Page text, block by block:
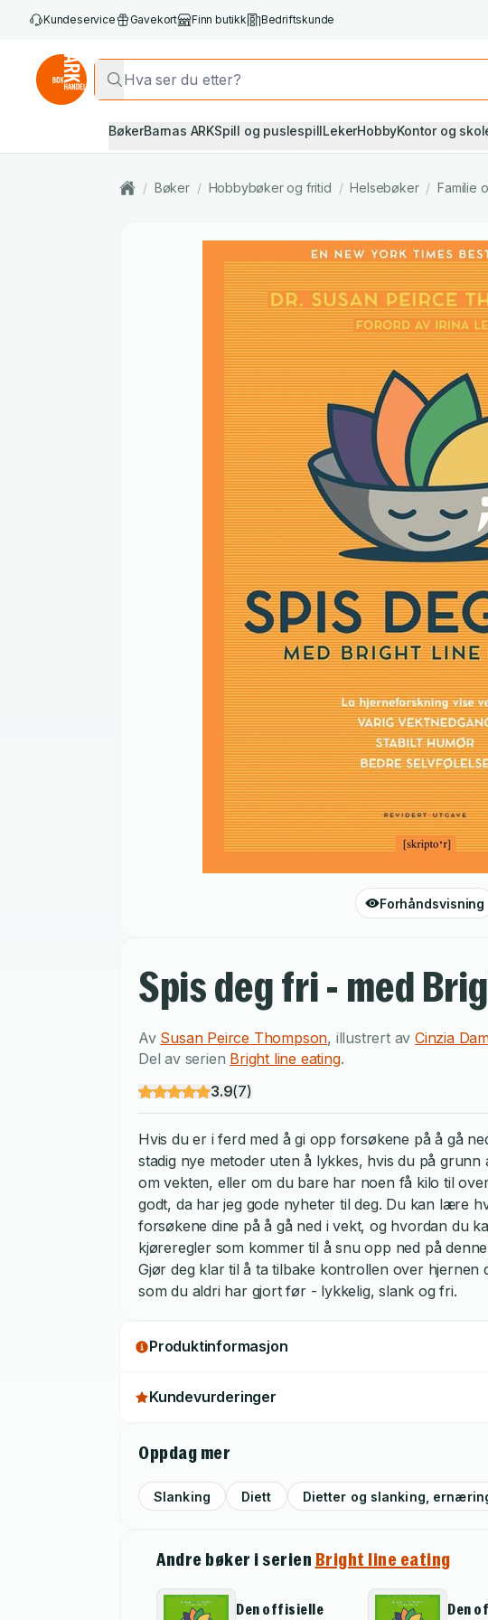
Kundeservice Gavekort Finn butikk Bedriftskunde
BøkerBarnas ARKSpill og puslespillLekerHobbyKontor og
/ Bøker / Hobbybøker og fritid / Helsebøker / Familie
Forhåndsvisning
Spis deg fri - med
Av Susan Peirce Thompson, illustrert avCinzia
Del av serien Bright line eating.
3.9(7)
Hvis du er i ferd med å gi opp forsøkene på å gå
stadig nye metoder uten å lykkes, hvis du på
om vekten, eller om du bare har noen få kilo til
godt, da har jeg gode nyheter til deg. Du kan lære
forsøkene dine på å gå ned i vekt, og hvordan du
kjøreregler som kommer til å snu opp ned på
Gjør deg klar til å ta tilbake kontrollen over hjernen
som du aldri har gjort før - lykkelig, slank og fri.
Produktinformasjon
Kundevurderinger
Oppdag mer
Slanking Diett Dietter og slanking,
Andre bøker i serien Bright line eating
Den offisielle
Den